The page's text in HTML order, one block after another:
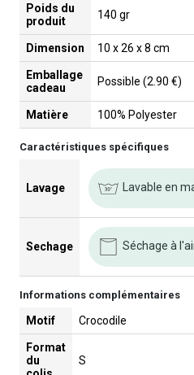
Poids du
produit
140 gr
Dimension 10 x 26 x 8 cm
Emballage
cadeau
Possible (2.90 €)
Matière 100% Polyester
Caractéristiques spécifiques
Lavage Lavable en
Sechage Séchage à
Informations complémentaires
Motif Crocodile
Format
du
S